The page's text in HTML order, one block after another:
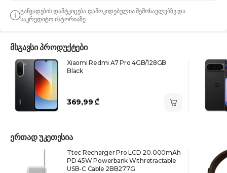
განვადების დამტკიცება დამოკიდებულია შემოსავლებზე და
საკრედიტო ისტორიაზე
მსგავსი პროდუქტები
Xiaomi Redmi A7 Pro 4GB/128GB
Black
369,99 ₾
ერთად უკეთესია
Ttec Recharger Pro LCD 20.000mAh
PD 45W Powerbank Withretractable
USB-C Cable 2BB277G